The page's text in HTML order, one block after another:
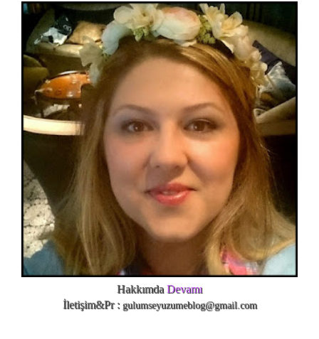
HakkımdaDevamı
İletişim&Pr : gulumseyuzumeblog@gmail.com